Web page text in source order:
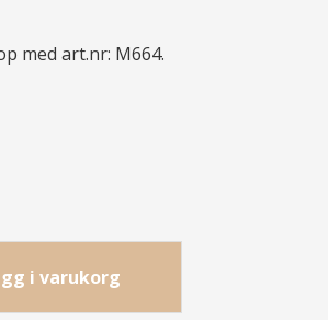
med art.nr: M664.
i varukorg